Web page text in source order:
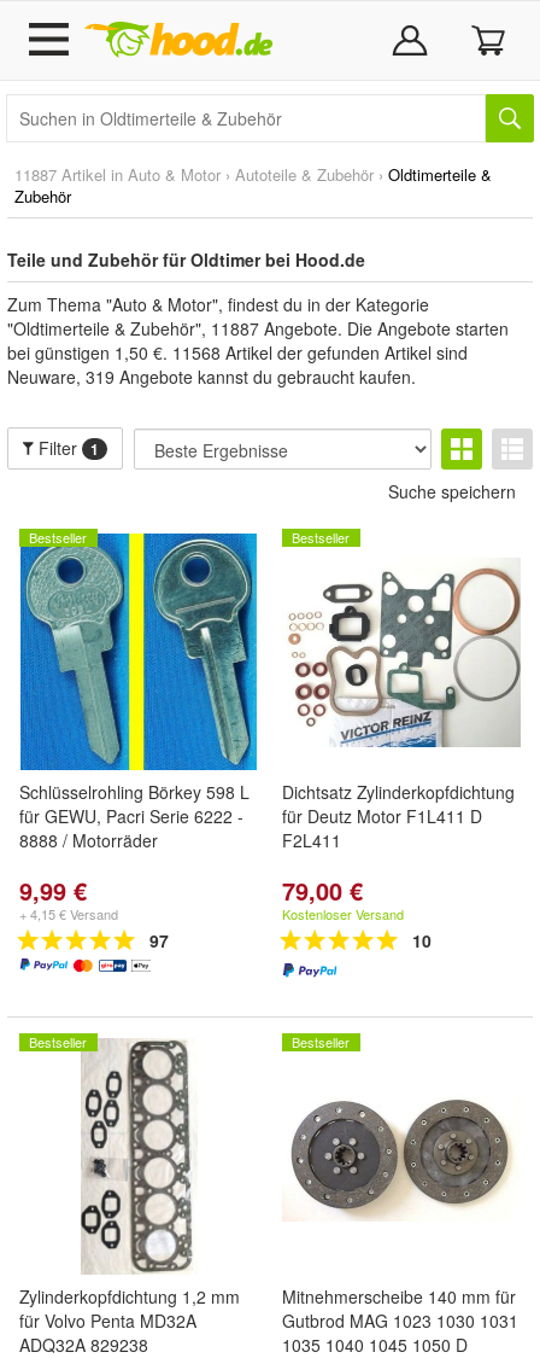
11887 Artikel in Auto & Motor › Autoteile & Zubehör › Oldtimerteile &
Zubehör
Teile und Zubehör für Oldtimer bei Hood.de
Zum Thema "Auto & Motor", findest du in der Kategorie
"Oldtimerteile & Zubehör", 11887 Angebote. Die Angebote starten
bei günstigen 1,50 €. 11568 Artikel der gefunden Artikel sind
Neuware, 319 Angebote kannst du gebraucht kaufen.
Filter 1
Suche speichern
Bestseller
Schlüsselrohling Börkey 598 L
für GEWU, Pacri Serie 6222 -
8888 / Motorräder
9,99 €
+ 4,15 € Versand
97
Bestseller
Dichtsatz Zylinderkopfdichtung
für Deutz Motor F1L411 D
F2L411
79,00 €
Kostenloser Versand
10
Bestseller
Zylinderkopfdichtung 1,2 mm
für Volvo Penta MD32A
ADQ32A 829238
Bestseller
Mitnehmerscheibe 140 mm für
Gutbrod MAG 1023 1030 1031
1035 1040 1045 1050 D